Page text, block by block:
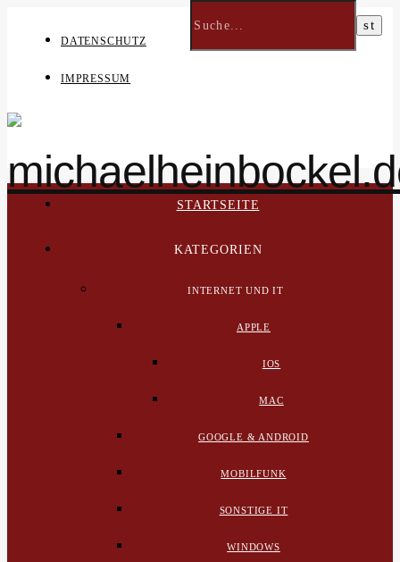
DATENSCHUTZ
IMPRESSUM
STARTSEITE
KATEGORIEN
INTERNET UND IT
APPLE
IOS
MAC
GOOGLE & ANDROID
MOBILFUNK
SONSTIGE IT
WINDOWS